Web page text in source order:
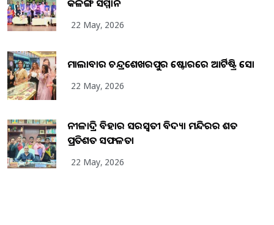
କଳିଙ୍ଗ ସମ୍ମାନ
22 May, 2026
ମାଲାବାର ଚନ୍ଦ୍ରଶେଖରପୁର ଷ୍ଟୋରରେ ଆର୍ଟିଷ୍ଟ୍ରି ସୋ
22 May, 2026
ନୀଳାଦ୍ରି ବିହାର ସରସ୍ୱତୀ ବିଦ୍ୟା ମନ୍ଦିରର ଶତ
ପ୍ରତିଶତ ସଫଳତା
22 May, 2026